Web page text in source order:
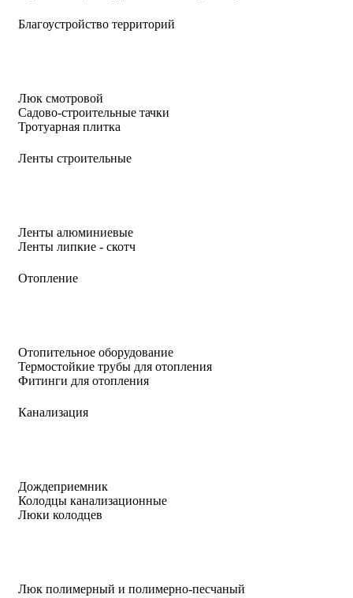
Благоустройство территорий
Люк смотровой
Садово-строительные тачки
Тротуарная плитка
Ленты строительные
Ленты алюминиевые
Ленты липкие - скотч
Отопление
Отопительное оборудование
Термостойкие трубы для отопления
Фитинги для отопления
Канализация
Дождеприемник
Колодцы канализационные
Люки колодцев
Люк полимерный и полимерно-песчаный